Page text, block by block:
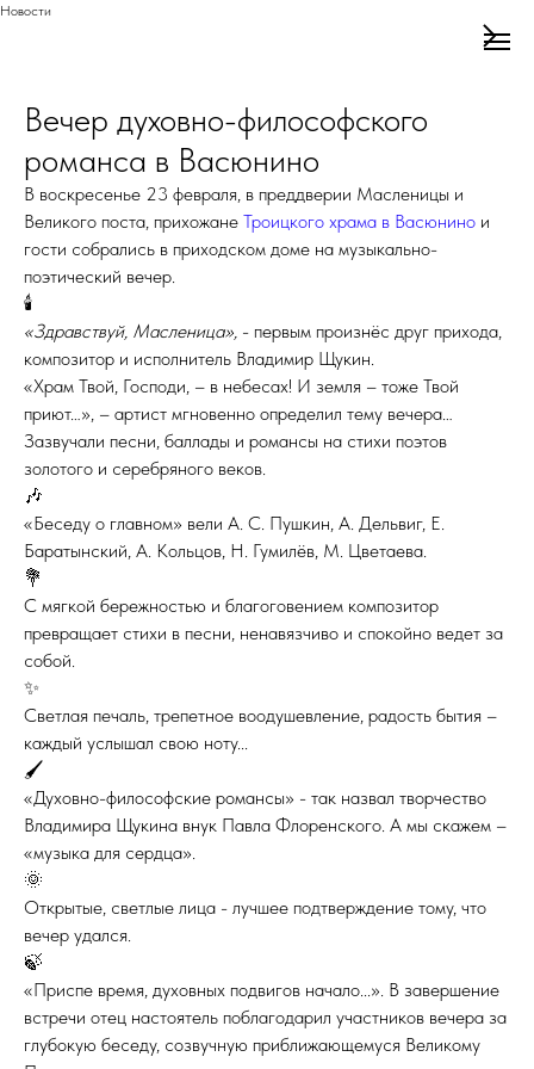
Новости
Вечер духовно-философского
романса в Васюнино
В воскресенье 23 февраля, в преддверии Масленицы и
Великого поста, прихожане Троицкого храма в Васюнино и
гости собрались в приходском доме на музыкально-
поэтический вечер.
🕯
«Здравствуй, Масленица», - первым произнёс друг прихода,
композитор и исполнитель Владимир Щукин.
«Храм Твой, Господи, – в небесах! И земля – тоже Твой
приют…», – артист мгновенно определил тему вечера…
Зазвучали песни, баллады и романсы на стихи поэтов
золотого и серебряного веков.
🎶
«Беседу о главном» вели А. С. Пушкин, А. Дельвиг, Е.
Баратынский, А. Кольцов, Н. Гумилёв, М. Цветаева.
💐
С мягкой бережностью и благоговением композитор
превращает стихи в песни, ненавязчиво и спокойно ведет за
собой.
✨
Светлая печаль, трепетное воодушевление, радость бытия –
каждый услышал свою ноту...
🖌
«Духовно-философские романсы» - так назвал творчество
Владимира Щукина внук Павла Флоренского. А мы скажем –
«музыка для сердца».
🌞
Открытые, светлые лица - лучшее подтверждение тому, что
вечер удался.
🍃
«Приспе время, духовных подвигов начало...». В завершение
встречи отец настоятель поблагодарил участников вечера за
глубокую беседу, созвучную приближающемуся Великому